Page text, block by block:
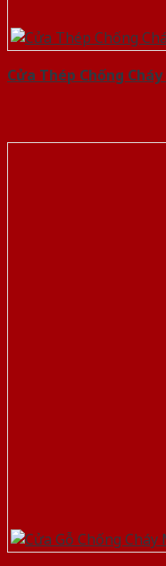
Cửa Thép Chống